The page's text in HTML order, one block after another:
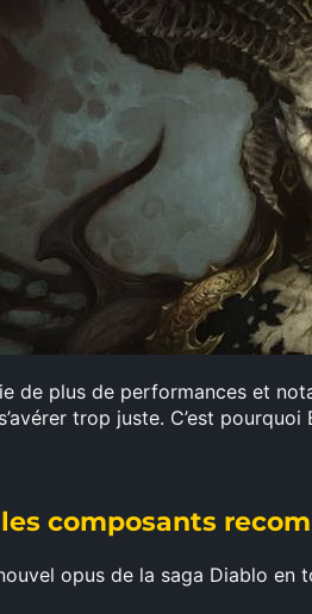
de plus de performances et
trop juste. C’est
composants
opus de la saga Diablo en